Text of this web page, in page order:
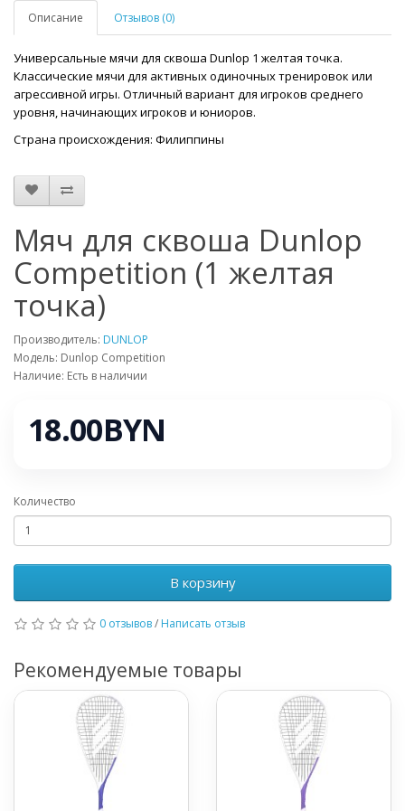
Описание Отзывов (0)
Универсальные мячи для сквоша Dunlop 1 желтая точка.
Классические мячи для активных одиночных тренировок или
агрессивной игры. Отличный вариант для игроков среднего
уровня, начинающих игроков и юниоров.
Страна происхождения: Филиппины
Мяч для сквоша Dunlop
Сompetition (1 желтая
точка)
Производитель: DUNLOP
Модель: Dunlop Сompetition
Наличие: Есть в наличии
18.00BYN
Количество
В корзину
0 отзывов/ Написать отзыв
Рекомендуемые товары